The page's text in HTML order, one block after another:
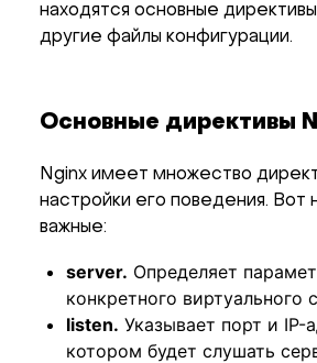
находятся основные
другие файлы конфигурации.
Основные директивы
Nginx имеет множество
настройки его поведения. Вот
важные:
server. Определяет
конкретного виртуального
listen. Указывает порт и IP-
котором будет слушать